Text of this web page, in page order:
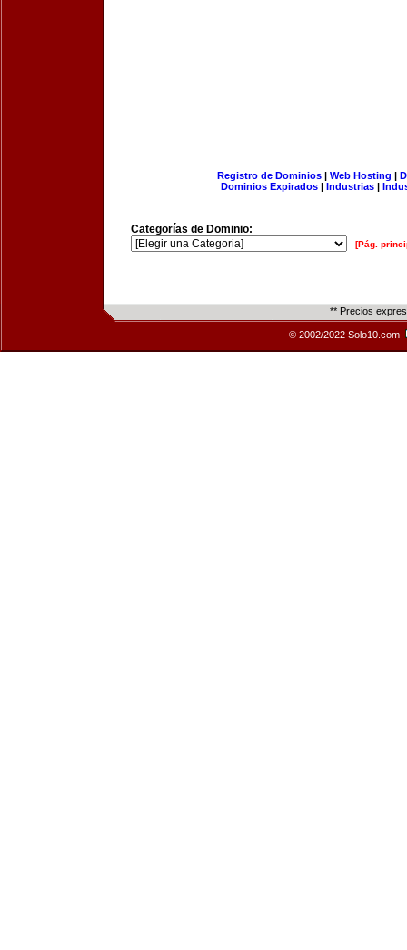
Registro de Dominios| Web Hosting |
Dominios Expirados | Industrias |
Categorías de Dominio:
[Pág.
** Precios
© 2002/2022 Solo10.com